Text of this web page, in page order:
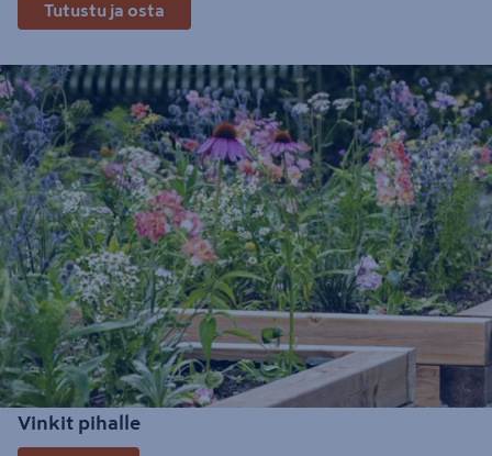
Tutustu ja osta
Vinkit pihalle